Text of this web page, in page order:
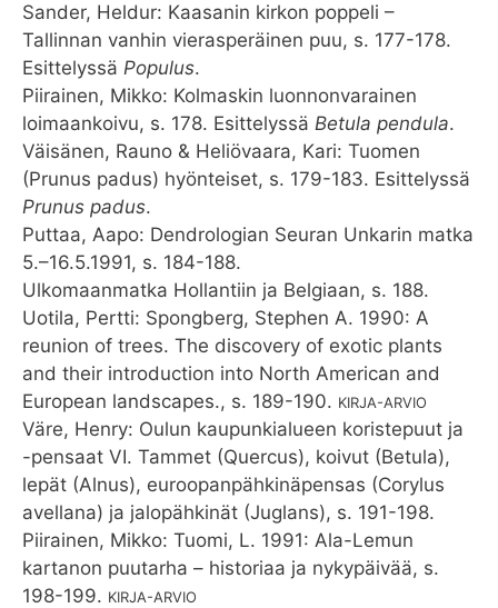
Sander, Heldur: Kaasanin kirkon poppeli –
Tallinnan vanhin vierasperäinen puu, s. 177-178.
Esittelyssä Populus.
Piirainen, Mikko: Kolmaskin luonnonvarainen
loimaankoivu, s. 178. Esittelyssä Betula pendula.
Väisänen, Rauno & Heliövaara, Kari: Tuomen
(Prunus padus) hyönteiset, s. 179-183. Esittelyssä
Prunus padus.
Puttaa, Aapo: Dendrologian Seuran Unkarin matka
5.–16.5.1991, s. 184-188.
Ulkomaanmatka Hollantiin ja Belgiaan, s. 188.
Uotila, Pertti: Spongberg, Stephen A. 1990: A
reunion of trees. The discovery of exotic plants
and their introduction into North American and
European landscapes., s. 189-190. KIRJA-ARVIO
Väre, Henry: Oulun kaupunkialueen koristepuut ja
-pensaat VI. Tammet (Quercus), koivut (Betula),
lepät (Alnus), euroopanpähkinäpensas (Corylus
avellana) ja jalopähkinät (Juglans), s. 191-198.
Piirainen, Mikko: Tuomi, L. 1991: Ala-Lemun
kartanon puutarha – historiaa ja nykypäivää, s.
198-199. KIRJA-ARVIO